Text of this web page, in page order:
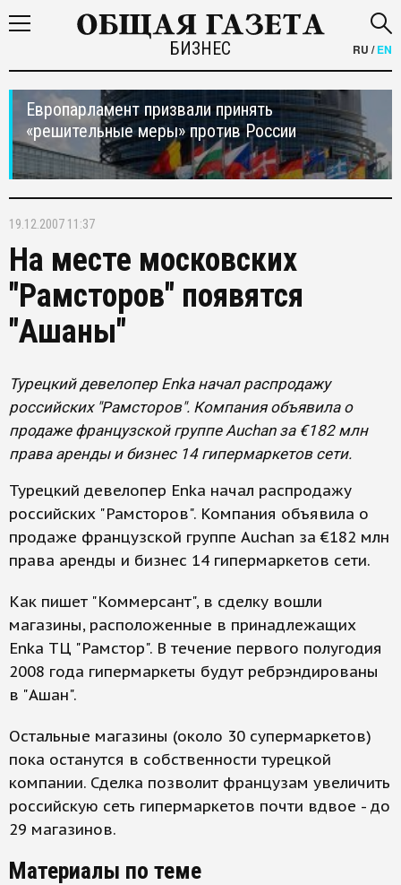
БИЗНЕС RU /EN
Европарламент призвали принять
«решительные меры» против России
19.12.2007 11:37
На месте московских
"Рамсторов" появятся
"Ашаны"
Турецкий девелопер Enka начал распродажу
российских "Рамсторов". Компания объявила о
продаже французской группе Auchan за €182 млн
права аренды и бизнес 14 гипермаркетов сети.
Турецкий девелопер Enka начал распродажу
российских "Рамсторов". Компания объявила о
продаже французской группе Auchan за €182 млн
права аренды и бизнес 14 гипермаркетов сети.
Как пишет "Коммерсант", в сделку вошли
магазины, расположенные в принадлежащих
Enka ТЦ "Рамстор". В течение первого полугодия
2008 года гипермаркеты будут ребрэндированы
в "Ашан".
Остальные магазины (около 30 супермаркетов)
пока останутся в собственности турецкой
компании. Сделка позволит французам увеличить
российскую сеть гипермаркетов почти вдвое - до
29 магазинов.
Материалы по теме